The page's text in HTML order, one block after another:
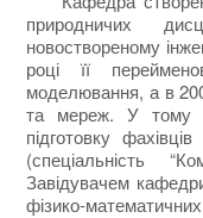
природничих
новоствореному
році її
моделювання, а в
та мереж. У тому
підготовку
(спеціальність
Завідувачем
фізико-